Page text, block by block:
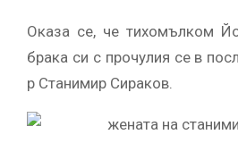
Оказа се, че тихомълком
брака си с прочулия се в
р Станимир Сираков.